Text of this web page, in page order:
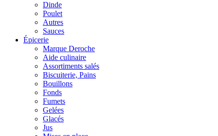
Dinde
Poulet
Autres
Sauces
Épicerie
Marque Deroche
Aide culinaire
Assortiments salés
Biscuiterie, Pains
Bouillons
Fonds
Fumets
Gelées
Glacés
Jus